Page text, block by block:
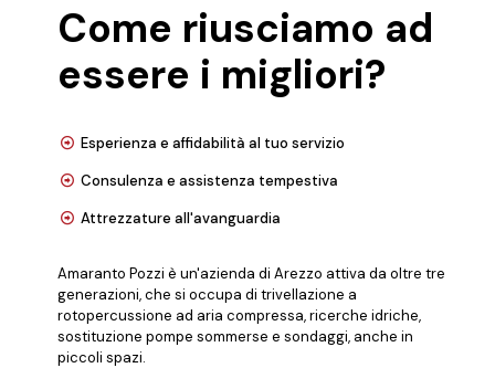
Come riusciamo ad
essere i migliori?
Esperienza e affidabilità al tuo servizio
Consulenza e assistenza tempestiva
Attrezzature all'avanguardia
Amaranto Pozzi è un'azienda di Arezzo attiva da oltre tre
generazioni, che si occupa di trivellazione a
rotopercussione ad aria compressa, ricerche idriche,
sostituzione pompe sommerse e sondaggi, anche in
piccoli spazi.